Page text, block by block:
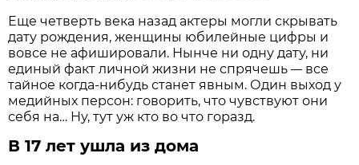
Еще четверть века назад актеры могли скрывать
дату рождения, женщины юбилейные цифры и
вовсе не афишировали. Нынче ни одну дату, ни
единый факт личной жизни не спрячешь— все
тайное когда-нибудь станет явным. Один выход у
медийных персон: говорить, что чувствуют они
себя на… Ну, тут уж кто во что горазд.
В 17 лет ушла из дома